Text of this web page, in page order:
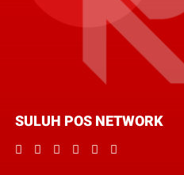
SULUH POS NETWORK